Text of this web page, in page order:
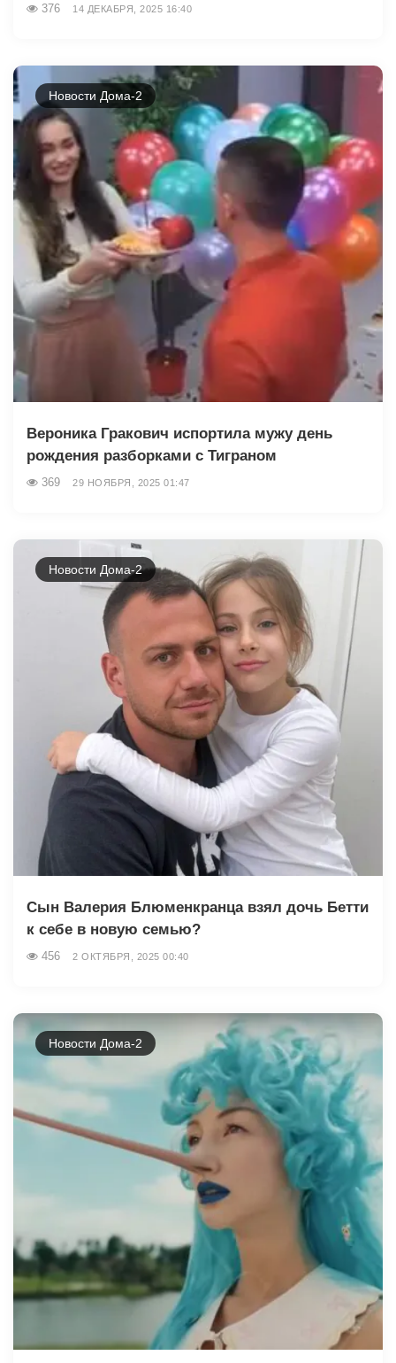
376 14 ДЕКАБРЯ, 2025 16:40
Новости Дома-2
Вероника Гракович испортила мужу день
рождения разборками с Тиграном
369 29 НОЯБРЯ, 2025 01:47
Новости Дома-2
Сын Валерия Блюменкранца взял дочь Бетти
к себе в новую семью?
456 2 ОКТЯБРЯ, 2025 00:40
Новости Дома-2